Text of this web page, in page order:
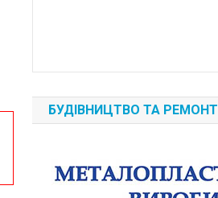
БУДІВНИЦТВО ТА РЕМОНТ